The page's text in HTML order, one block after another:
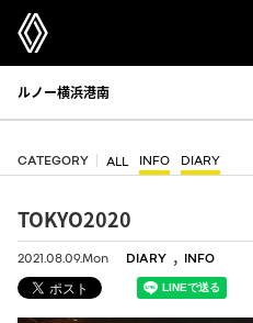
ルノー横浜港南
CATEGORY ALL INFO DIARY
TOKYO2020
2021.08.09.Mon DIARY , INFO